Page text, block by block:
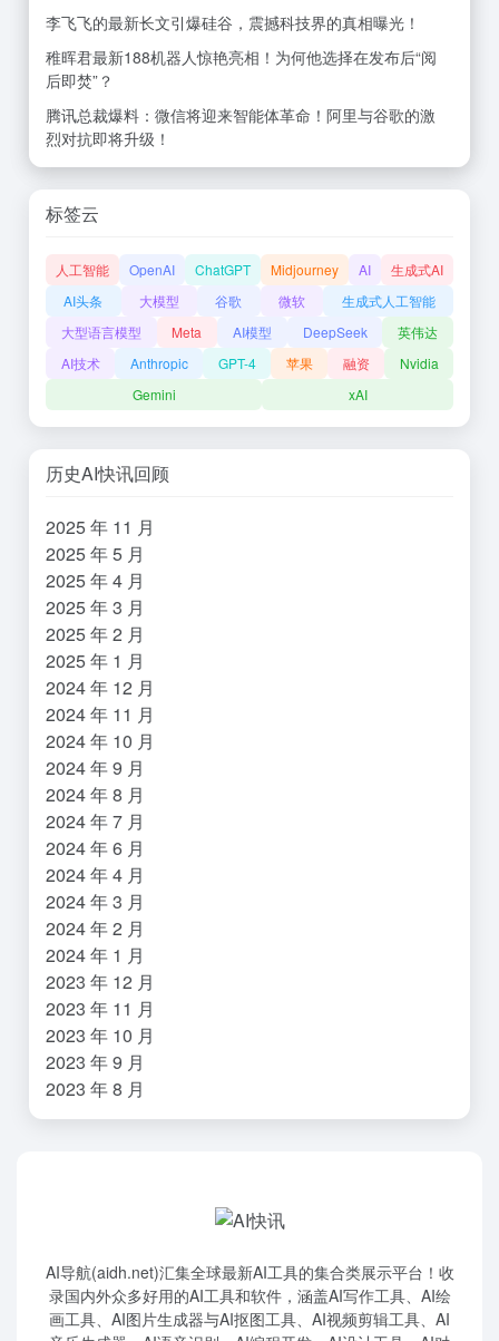
李飞飞的最新长文引爆硅谷，震撼科技界的真相曝光！
稚晖君最新188机器人惊艳亮相！为何他选择在发布后“阅
后即焚”？
腾讯总裁爆料：微信将迎来智能体革命！阿里与谷歌的激
烈对抗即将升级！
标签云
人工智能 OpenAI ChatGPT Midjourney AI
生成式AI
AI头条
大模型 谷歌 微软
生成式人工智能
大型语言模型
Meta AI模型 DeepSeek
英伟达
AI技术
Anthropic GPT-4 苹果 融资
Nvidia
Gemini
xAI
历史AI快讯回顾
2025 年 11 月
2025 年 5 月
2025 年 4 月
2025 年 3 月
2025 年 2 月
2025 年 1 月
2024 年 12 月
2024 年 11 月
2024 年 10 月
2024 年 9 月
2024 年 8 月
2024 年 7 月
2024 年 6 月
2024 年 4 月
2024 年 3 月
2024 年 2 月
2024 年 1 月
2023 年 12 月
2023 年 11 月
2023 年 10 月
2023 年 9 月
2023 年 8 月
AI导航(aidh.net)汇集全球最新AI工具的集合类展示平台！收
录国内外众多好用的AI工具和软件，涵盖AI写作工具、AI绘
画工具、AI图片生成器与AI抠图工具、AI视频剪辑工具、AI